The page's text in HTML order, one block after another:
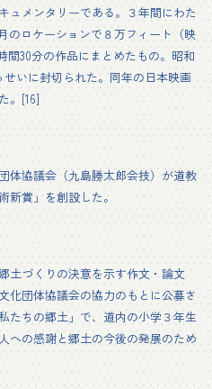
ュメンタリーである。３年間にわた
のロケーションで８万フィート（映
間30分の作品にまとめたもの。昭和
いに封切られた。同年の日本映画
。[16]
体協議会（九島勝太郎会技）が道教
新賞」を創設した。
土づくりの決意を示す作文・論文
化団体協議会の協力のもとに公募さ
たちの郷土」で、道内の小学３年生
への感謝と郷土の今後の発展のため